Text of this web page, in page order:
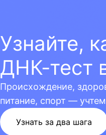
Узнайте,
ДНК-тест
Происхождение,
питание, спорт —
Узнать за два шага